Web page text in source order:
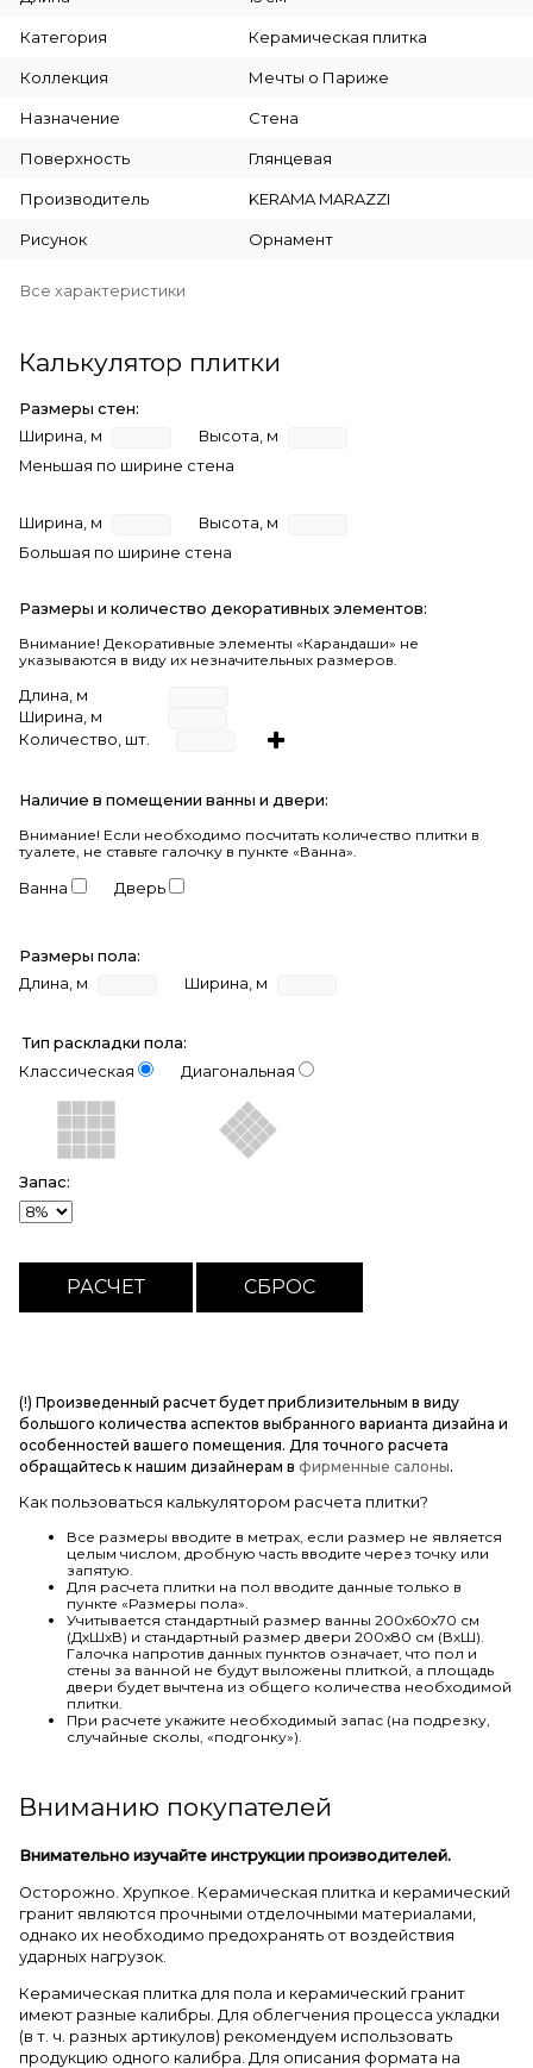
Категория Керамическая плитка
Коллекция Мечты о Париже
Назначение Стена
Поверхность Глянцевая
Производитель KERAMA MARAZZI
Рисунок Орнамент
Все характеристики
Калькулятор плитки
Размеры стен:
Ширина, м
Высота, м
Меньшая по ширине стена
Ширина, м
Высота, м
Большая по ширине стена
Размеры и количество декоративных элементов:
Внимание! Декоративные элементы «Карандаши» не
указываются в виду их незначительных размеров.
Длина, м
Ширина, м
Количество, шт.
Наличие в помещении ванны и двери:
Внимание! Если необходимо посчитать количество плитки в
туалете, не ставьте галочку в пункте «Ванна».
Ванна Дверь
Размеры пола:
Длина, м
Ширина, м
Тип раскладки пола:
Классическая
Диагональная
Запас:
(!) Произведенный расчет будет приблизительным в виду
большого количества аспектов выбранного варианта дизайна и
особенностей вашего помещения. Для точного расчета
обращайтесь к нашим дизайнерам в фирменные салоны.
Как пользоваться калькулятором расчета плитки?
Все размеры вводите в метрах, если размер не является
целым числом, дробную часть вводите через точку или
запятую.
Для расчета плитки на пол вводите данные только в
пункте «Размеры пола».
Учитывается стандартный размер ванны 200х60х70 см
(ДхШхВ) и стандартный размер двери 200х80 см (ВхШ).
Галочка напротив данных пунктов означает, что пол и
стены за ванной не будут выложены плиткой, а площадь
двери будет вычтена из общего количества необходимой
плитки.
При расчете укажите необходимый запас (на подрезку,
случайные сколы, «подгонку»).
Вниманию покупателей
Внимательно изучайте инструкции производителей.
Осторожно. Хрупкое. Керамическая плитка и керамический
гранит являются прочными отделочными материалами,
однако их необходимо предохранять от воздействия
ударных нагрузок.
Керамическая плитка для пола и керамический гранит
имеют разные калибры. Для облегчения процесса укладки
(в т. ч. разных артикулов) рекомендуем использовать
продукцию одного калибра. Для описания формата на